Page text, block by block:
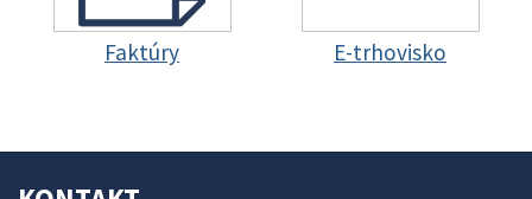
Faktúry E-trhovisko